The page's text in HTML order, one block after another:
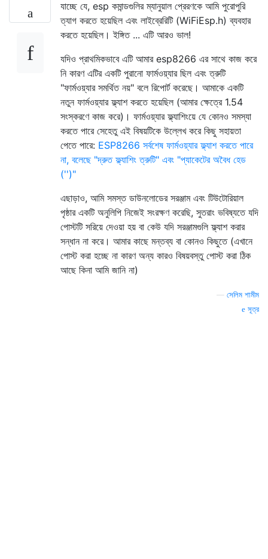
যাচ্ছে যে, esp কমান্ডগুলির ম্যানুয়াল প্রেরণকে আমি পুরোপুরি
ত্যাগ করতে হয়েছিল এবং লাইব্রেরিটি (WiFiEsp.h) ব্যবহার
করতে হয়েছিল। ইঙ্গিত ... এটি আরও ভাল!
যদিও প্রাথমিকভাবে এটি আমার esp8266 এর সাথে কাজ করে
নি কারণ এটির একটি পুরানো ফার্মওয়্যার ছিল এবং ত্রুটি
"ফার্মওয়্যার সমর্থিত নয়" বলে রিপোর্ট করেছে। আমাকে একটি
নতুন ফার্মওয়্যার ফ্ল্যাশ করতে হয়েছিল (আমার ক্ষেত্রে 1.54
সংস্করণে কাজ করে)। ফার্মওয়্যার ফ্ল্যাশিংয়ে যে কোনও সমস্যা
করতে পারে সেহেতু এই বিষয়টিকে উল্লেখ করে কিছু সহায়তা
পেতে পারে: ESP8266 সর্বশেষ ফার্মওয়্যার ফ্ল্যাশ করতে পারে
না, বলেছে "দ্রুত ফ্ল্যাশিং ত্রুটি" এবং "প্যাকেটের অবৈধ হেড
('')"
এছাড়াও, আমি সমস্ত ডাউনলোডের সরঞ্জাম এবং টিউটোরিয়াল
পৃষ্ঠার একটি অনুলিপি নিজেই সংরক্ষণ করেছি, সুতরাং ভবিষ্যতে যদি
পোস্টটি সরিয়ে দেওয়া হয় বা কেউ যদি সরঞ্জামগুলি ফ্ল্যাশ করার
সন্ধান না করে। আমার কাছে মন্তব্য বা কোনও কিছুতে (এখানে
পোস্ট করা হচ্ছে না কারণ অন্য কারও বিষয়বস্তু পোস্ট করা ঠিক
আছে কিনা আমি জানি না)
সেলিম শামীম
সূত্র